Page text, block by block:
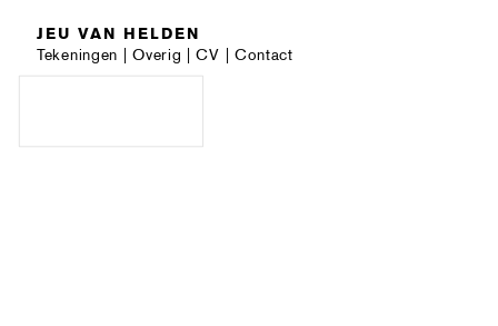
JEU VAN HELDEN
Tekeningen |Overig |CV | Contact